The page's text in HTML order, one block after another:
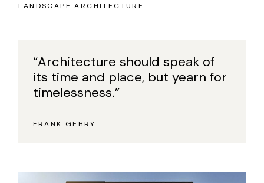
LANDSCAPE ARCHITECTURE
“Architecture should speak of
its time and place, but yearn for
timelessness.”
FRANK GEHRY